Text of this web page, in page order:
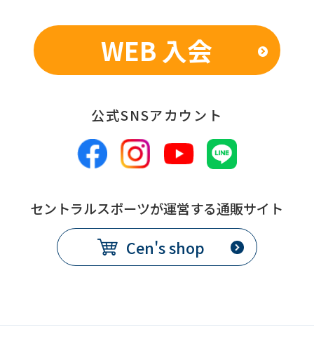
限
効
翌月1日から
別途、休会費をクラブで定め
る
出
各月10日
翌月1日から
WEB 入会
公式SNSアカウント
セントラルスポーツが運営する通販サイト
Cen's shop